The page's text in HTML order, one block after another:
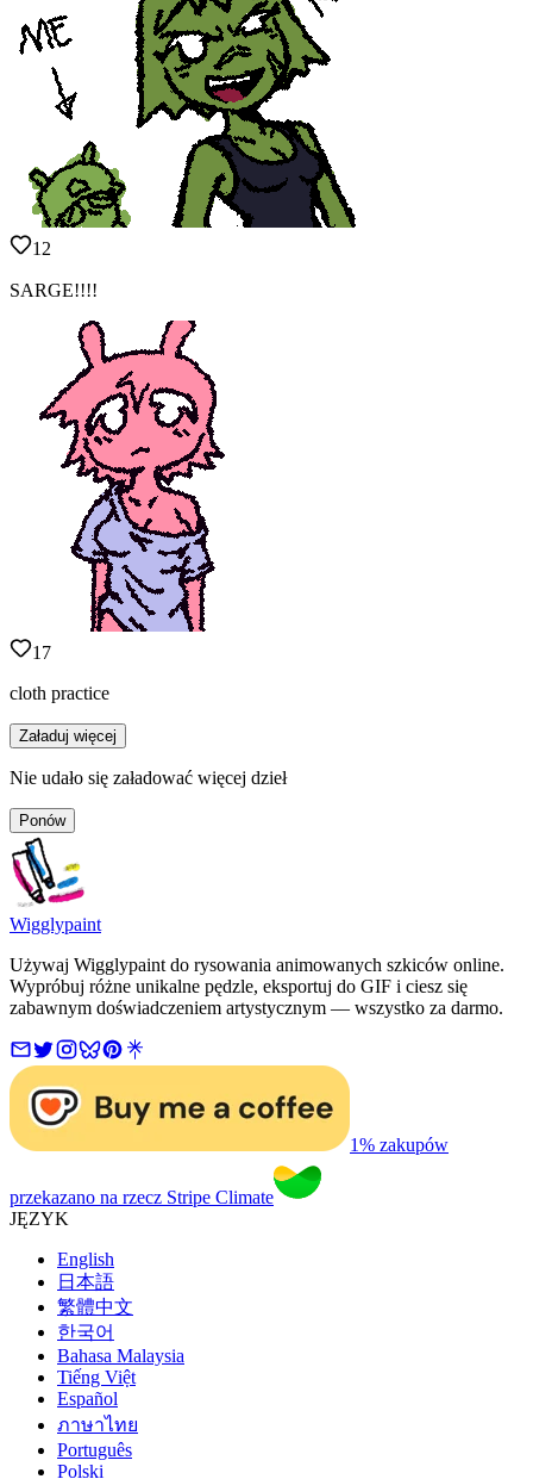
12
SARGE!!!!
17
cloth practice
Załaduj więcej
Nie udało się załadować więcej dzieł
Ponów
Wigglypaint
Używaj Wigglypaint do rysowania animowanych szkiców online.
Wypróbuj różne unikalne pędzle, eksportuj do GIF i ciesz się
zabawnym doświadczeniem artystycznym — wszystko za darmo.
1% zakupów
przekazano na rzecz Stripe Climate
JĘZYK
English
日本語
繁體中文
한국어
Bahasa Malaysia
Tiếng Việt
Español
ภาษาไทย
Português
Polski